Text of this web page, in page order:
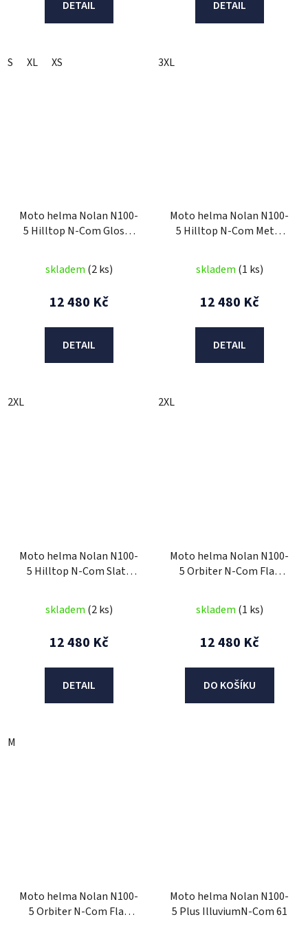
DETAIL
S XL XS
DETAIL
3XL
Moto helma Nolan N100-
5 Hilltop N-Com Glossy
skladem (2 ks)
12 480 Kč
DETAIL
2XL
Moto helma Nolan N100-
5 Hilltop N-Com Metal
skladem (1 ks)
12 480 Kč
DETAIL
2XL
Moto helma Nolan N100-
5 Hilltop N-Com Slate
skladem (2 ks)
12 480 Kč
DETAIL
M
Moto helma Nolan N100-
5 Orbiter N-Com Flat
skladem (1 ks)
12 480 Kč
DO KOŠÍKU
Moto helma Nolan N100-
5 Orbiter N-Com Flat
Moto helma Nolan N100-
5 Plus IlluviumN-Com 61